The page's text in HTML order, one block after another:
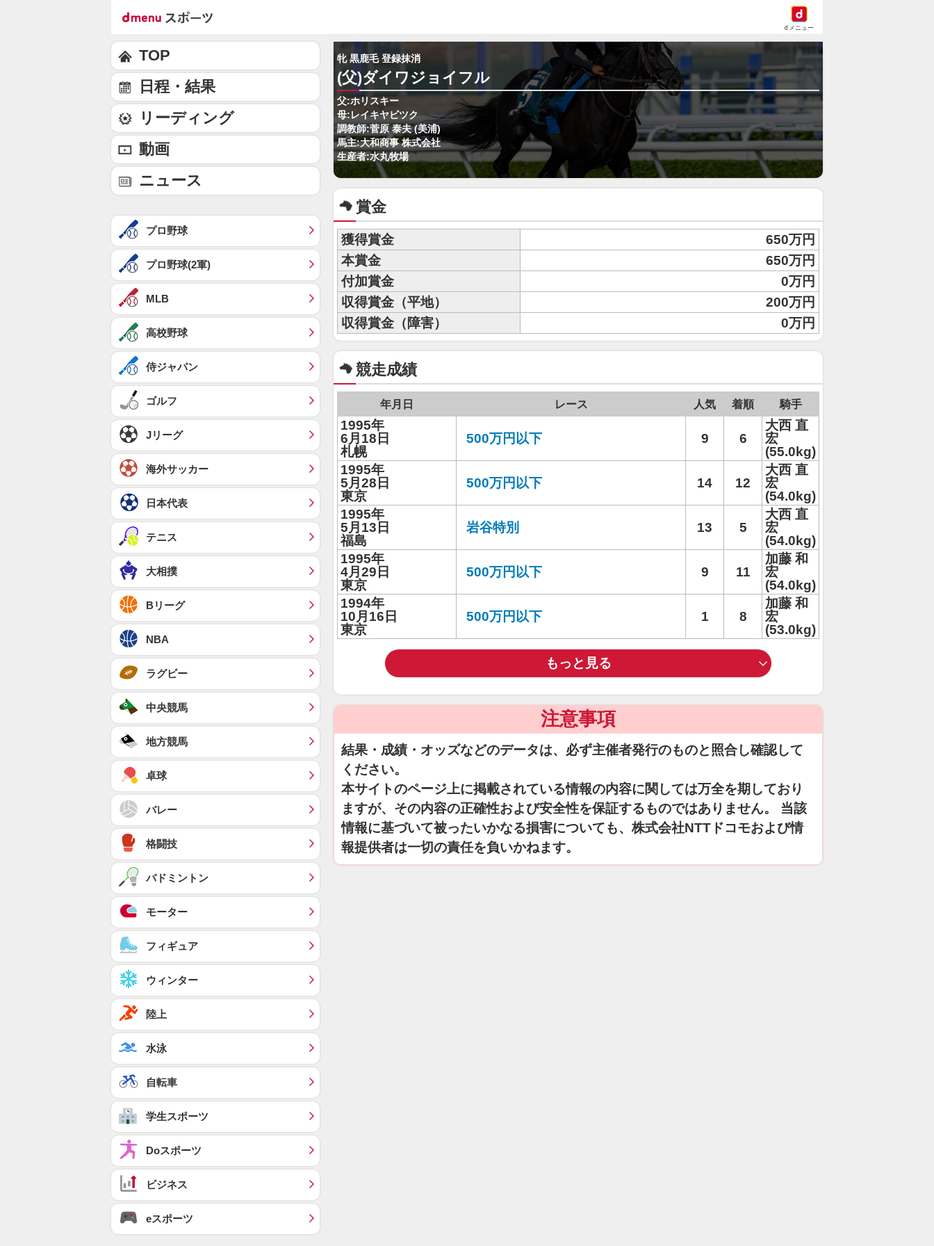
dメニュー
牝 黒鹿毛 登録抹消
(父)ダイワジョイフル
父:ホリスキー
母:レイキヤビツク
調教師:菅原 泰夫 (美浦)
馬主:大和商事 株式会社
生産者:水丸牧場
賞金
獲得賞金
650万円
本賞金
650万円
付加賞金
0万円
収得賞金（平地）
200万円
収得賞金（障害）
0万円
競走成績
年月日 レース 人気 着順 騎手
1995年
6月18日
札幌
500万円以下 9 6
大西 直
宏
(55.0kg)
1995年
5月28日
東京
500万円以下 14 12
大西 直
宏
(54.0kg)
1995年
5月13日
福島
岩谷特別 13 5
大西 直
宏
(54.0kg)
1995年
4月29日
東京
500万円以下 9 11
加藤 和
宏
(54.0kg)
1994年
10月16日
東京
500万円以下 1 8
加藤 和
宏
(53.0kg)
もっと見る
注意事項
結果・成績・オッズなどのデータは、必ず主催者発行のものと照合し確認して
ください。
本サイトのページ上に掲載されている情報の内容に関しては万全を期しており
ますが、その内容の正確性および安全性を保証するものではありません。 当該
情報に基づいて被ったいかなる損害についても、株式会社NTTドコモおよび情
報提供者は一切の責任を負いかねます。
TOP
日程・結果
リーディング
動画
ニュース
プロ野球
プロ野球(2軍)
MLB
高校野球
侍ジャパン
ゴルフ
Jリーグ
海外サッカー
日本代表
テニス
大相撲
Bリーグ
NBA
ラグビー
中央競馬
地方競馬
卓球
バレー
格闘技
バドミントン
モーター
フィギュア
ウィンター
陸上
水泳
自転車
学生スポーツ
Doスポーツ
ビジネス
eスポーツ